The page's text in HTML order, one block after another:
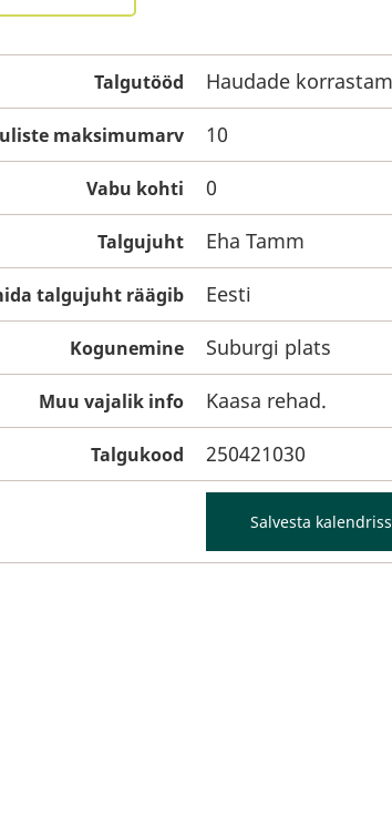
Talgutööd Haudade
maksimumarv 10
Vabu kohti 0
Talgujuht Eha Tamm
talgujuht räägib Eesti
Kogunemine Suburgi plats
Muu vajalik info Kaasa rehad.
Talgukood 250421030
Salvesta